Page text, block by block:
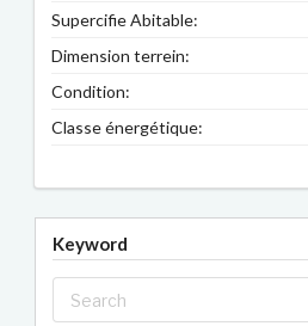
Supercifie Abitable:
Dimension terrein:
Condition:
Classe énergétique:
Keyword